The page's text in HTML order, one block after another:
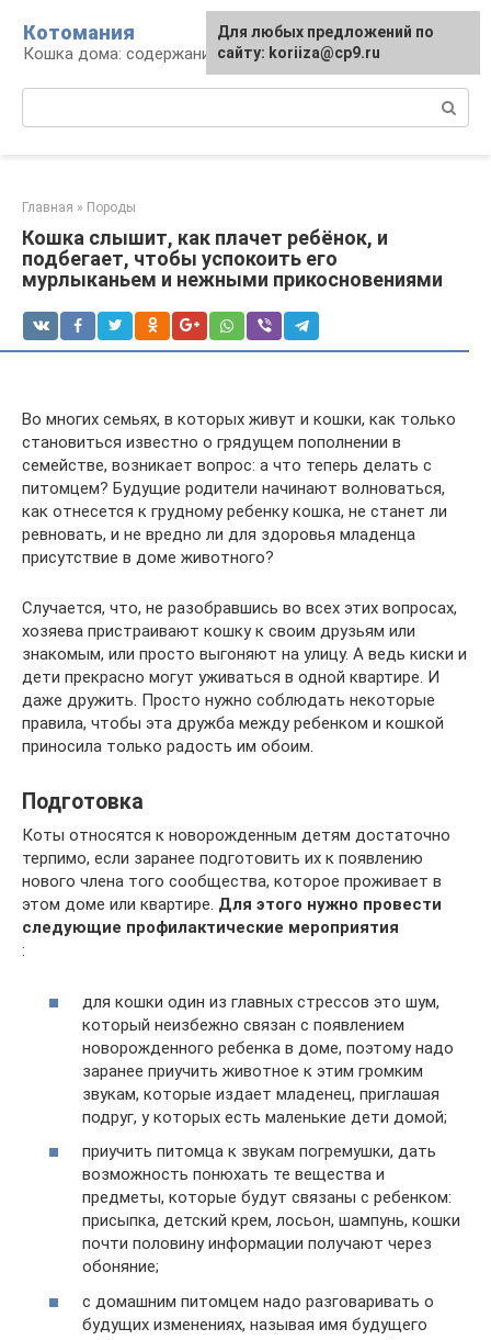
контенту
Котомания
Кошка дома: содержание и уход
Главная » Породы
Кошка слышит, как плачет ребёнок, и
подбегает, чтобы успокоить его
мурлыканьем и нежными прикосновениями
Во многих семьях, в которых живут и кошки, как только
становиться известно о грядущем пополнении в
семействе, возникает вопрос: а что теперь делать с
питомцем? Будущие родители начинают волноваться,
как отнесется к грудному ребенку кошка, не станет ли
ревновать, и не вредно ли для здоровья младенца
присутствие в доме животного?
Случается, что, не разобравшись во всех этих вопросах,
хозяева пристраивают кошку к своим друзьям или
знакомым, или просто выгоняют на улицу. А ведь киски и
дети прекрасно могут уживаться в одной квартире. И
даже дружить. Просто нужно соблюдать некоторые
правила, чтобы эта дружба между ребенком и кошкой
приносила только радость им обоим.
Подготовка
Коты относятся к новорожденным детям достаточно
терпимо, если заранее подготовить их к появлению
нового члена того сообщества, которое проживает в
этом доме или квартире. Для этого нужно провести
следующие профилактические мероприятия
:
для кошки один из главных стрессов это шум,
который неизбежно связан с появлением
новорожденного ребенка в доме, поэтому надо
заранее приучить животное к этим громким
звукам, которые издает младенец, приглашая
подруг, у которых есть маленькие дети домой;
приучить питомца к звукам погремушки, дать
возможность понюхать те вещества и
предметы, которые будут связаны с ребенком:
присыпка, детский крем, лосьон, шампунь, кошки
почти половину информации получают через
обоняние;
с домашним питомцем надо разговаривать о
будущих изменениях, называя имя будущего
Для любых предложений по
сайту: koriiza@cp9.ru